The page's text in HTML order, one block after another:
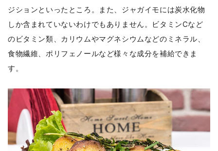
ジションといったところ。また、ジャガイモには炭水化物
しか含まれていないわけでもありません。ビタミンCなど
のビタミン類、カリウムやマグネシウムなどのミネラル、
食物繊維、ポリフェノールなど様々な成分を補給できま
す。